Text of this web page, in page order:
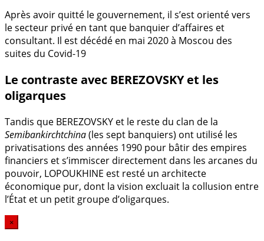
Après avoir quitté le gouvernement, il s’est orienté vers
le secteur privé en tant que banquier d’affaires et
consultant. Il est décédé en mai 2020 à Moscou des
suites du Covid-19
Le contraste avec BEREZOVSKY et les
oligarques
Tandis que BEREZOVSKY et le reste du clan de la
Semibankirchtchina(les sept banquiers) ont utilisé les
privatisations des années 1990 pour bâtir des empires
financiers et s’immiscer directement dans les arcanes du
pouvoir, LOPOUKHINE est resté un architecte
économique pur, dont la vision excluait la collusion entre
l’État et un petit groupe d’oligarques.
×